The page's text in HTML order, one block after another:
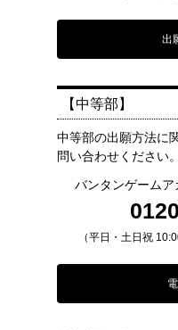
出
【中等部】
中等部の出願方法に
問い合わせください。
バンタンゲーム
（平日・土日祝